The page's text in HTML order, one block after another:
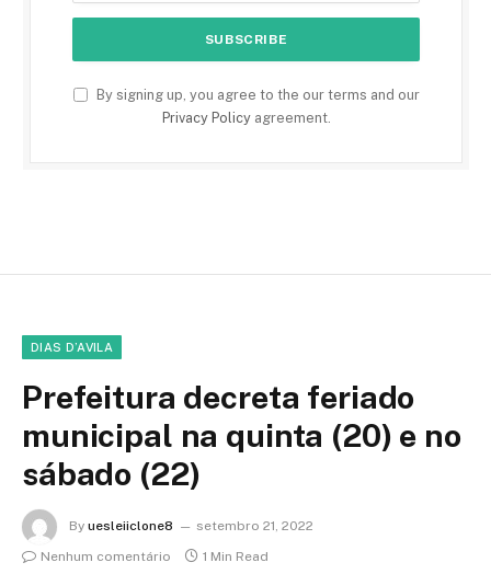
By signing up, you agree to the our terms and our
Privacy Policyagreement.
DIAS D’AVILA
Prefeitura decreta feriado
municipal na quinta (20) e no
sábado (22)
By uesleiiclone8
setembro 21, 2022
Nenhum comentário
1 Min Read